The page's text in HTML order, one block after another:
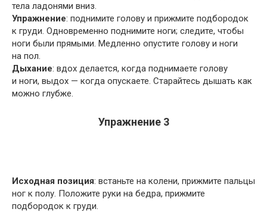
тела ладонями вниз.
Упражнение: поднимите голову и прижмите подбородок
к груди. Одновременно поднимите ноги; следите, чтобы
ноги были прямыми. Медленно опустите голову и ноги
на пол.
Дыхание: вдох делается, когда поднимаете голову
и ноги, выдох — когда опускаете. Старайтесь дышать как
можно глубже.
Упражнение 3
Исходная позиция: встаньте на колени, прижмите пальцы
ног к полу. Положите руки на бедра, прижмите
подбородок к груди.